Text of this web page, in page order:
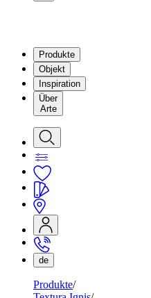
Produkte
Objekt
Inspiration
Über
Arte
de
Produkte